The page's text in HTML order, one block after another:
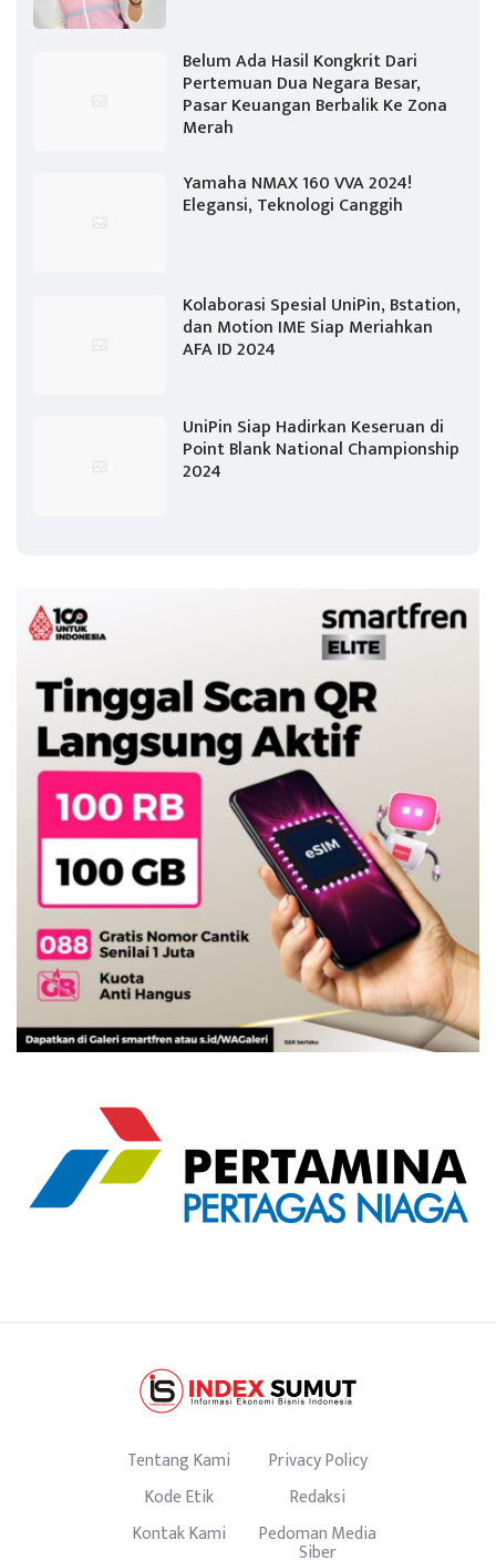
Belum Ada Hasil Kongkrit Dari
Pertemuan Dua Negara Besar,
Pasar Keuangan Berbalik Ke Zona
Merah
Yamaha NMAX 160 VVA 2024!
Elegansi, Teknologi Canggih
Kolaborasi Spesial UniPin, Bstation,
dan Motion IME Siap Meriahkan
AFA ID 2024
UniPin Siap Hadirkan Keseruan di
Point Blank National Championship
2024
Tentang Kami
Privacy Policy
Kode Etik
Redaksi
Kontak Kami
Pedoman Media
Siber